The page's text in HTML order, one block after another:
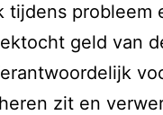
tijdens probleem
geld van
zit en